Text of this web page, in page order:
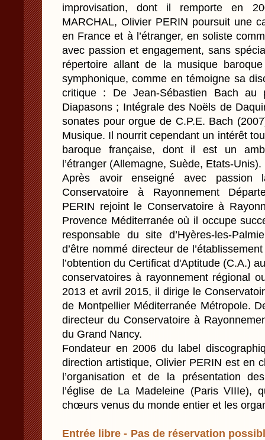
improvisation, dont il remporte en
MARCHAL, Olivier PERIN poursuit une
en France et à l’étranger, en soliste
avec passion et engagement, sans
répertoire allant de la musique
symphonique, comme en témoigne sa
critique : De Jean-Sébastien Bach au
Diapasons ; Intégrale des Noëls de
sonates pour orgue de C.P.E. Bach
Musique. Il nourrit cependant un intérêt
baroque française, dont il est un
l’étranger (Allemagne, Suède, Etats-Unis).
Après avoir enseigné avec passion
Conservatoire à Rayonnement
PERIN rejoint le Conservatoire à
Provence Méditerranée où il occupe
responsable du site d’Hyères-les-
d’être nommé directeur de
l’obtention du Certificat d'Aptitude (C.A.)
conservatoires à rayonnement régional
2013 et avril 2015, il dirige le
de Montpellier Méditerranée Métropole.
directeur du Conservatoire à
du Grand Nancy.
Fondateur en 2006 du label
direction artistique, Olivier PERIN est en
l’organisation et de la présentation
l’église de La Madeleine (Paris VIIIe),
chœurs venus du monde entier et les
Entrée libre - Pas de réservation